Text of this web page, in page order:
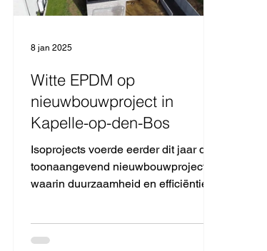
Witte EPDM op
nieuwbouwproject in
Kapelle-op-den-Bos
Isoprojects voerde eerder dit jaar dit
toonaangevend nieuwbouwproject uit
waarin duurzaamheid en efficiëntie
8 jan 2025